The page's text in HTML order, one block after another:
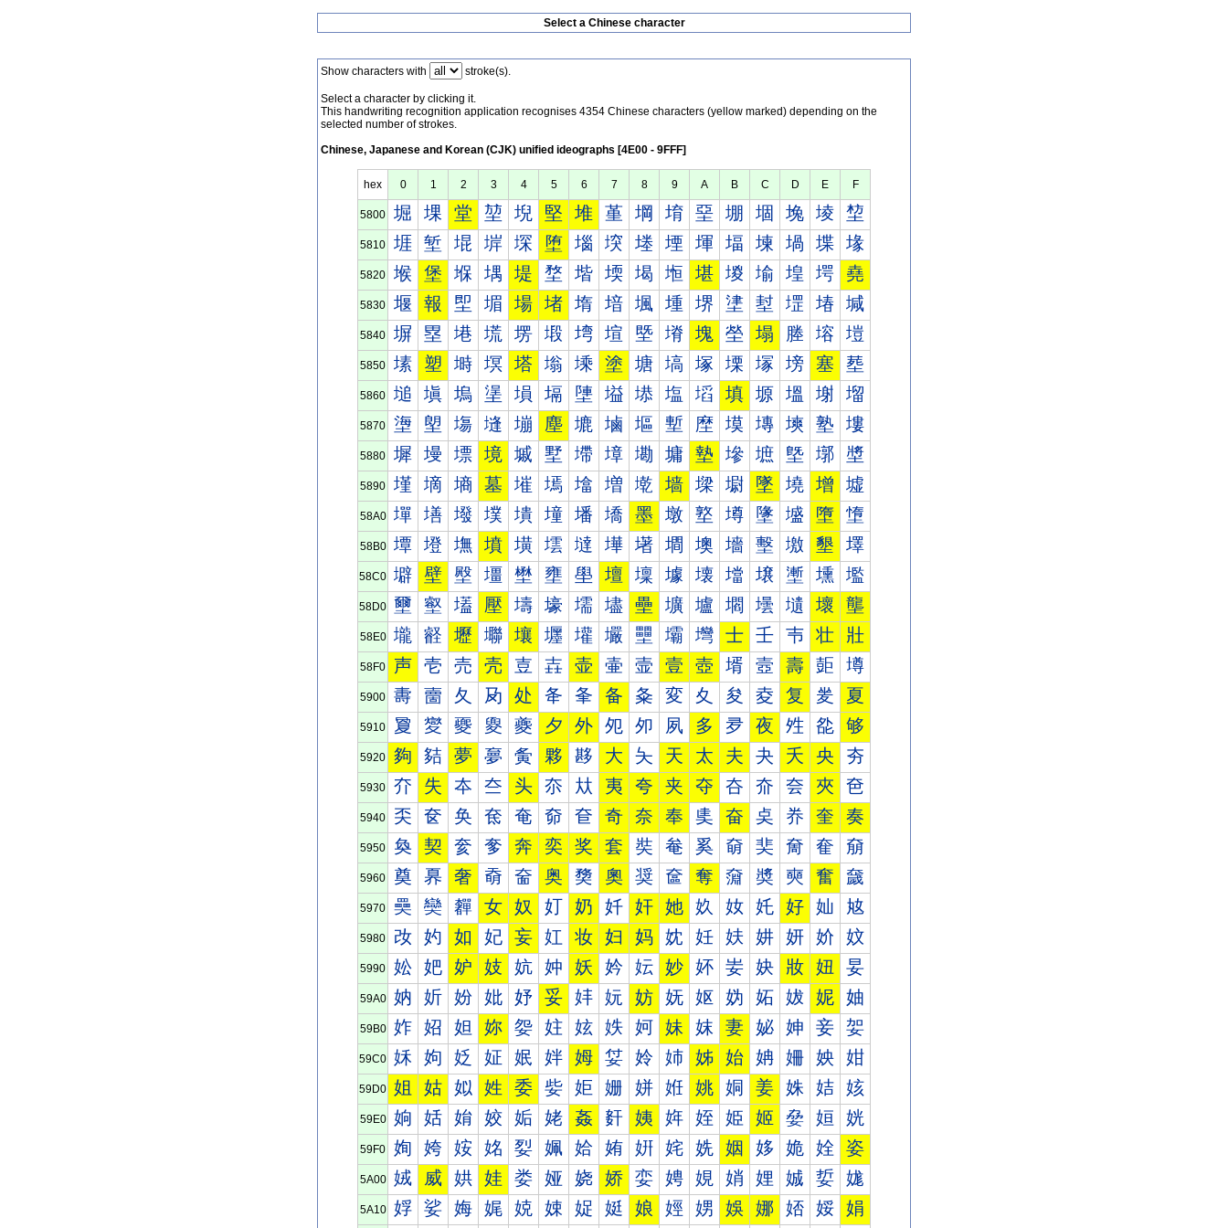
Select a Chinese character
Show characters with stroke(s).
Select a character by clicking it.
This handwriting recognition application recognises 4354 Chinese characters (yellow marked) depending on the
selected number of strokes.
Chinese, Japanese and Korean (CJK) unified ideographs [4E00 - 9FFF]
hex 0 1 2 3 4 5 6 7 8 9 A B C D E F
5800 堀 堁 堂 堃 堄 堅 堆 堇 堈 堉 堊 堋 堌 堍 堎 堏
5810 堐 堑 堒 堓 堔 堕 堖 堗 堘 堙 堚 堛 堜 堝 堞 堟
5820 堠 堡 堢 堣 堤 堥 堦 堧 堨 堩 堪 堫 堬 堭 堮 堯
5830 堰 報 堲 堳 場 堵 堶 堷 堸 堹 堺 堻 堼 堽 堾 堿
5840 塀 塁 塂 塃 塄 塅 塆 塇 塈 塉 塊 塋 塌 塍 塎 塏
5850 塐 塑 塒 塓 塔 塕 塖 塗 塘 塙 塚 塛 塜 塝 塞 塟
5860 塠 塡 塢 塣 塤 塥 塦 塧 塨 塩 塪 填 塬 塭 塮 塯
5870 塰 塱 塲 塳 塴 塵 塶 塷 塸 塹 塺 塻 塼 塽 塾 塿
5880 墀 墁 墂 境 墄 墅 墆 墇 墈 墉 墊 墋 墌 墍 墎 墏
5890 墐 墑 墒 墓 墔 墕 墖 増 墘 墙 墚 墛 墜 墝 增 墟
58A0 墠 墡 墢 墣 墤 墥 墦 墧 墨 墩 墪 墫 墬 墭 墮 墯
58B0 墰 墱 墲 墳 墴 墵 墶 墷 墸 墹 墺 墻 墼 墽 墾 墿
58C0 壀 壁 壂 壃 壄 壅 壆 壇 壈 壉 壊 壋 壌 壍 壎 壏
58D0 壐 壑 壒 壓 壔 壕 壖 壗 壘 壙 壚 壛 壜 壝 壞 壟
58E0 壠 壡 壢 壣 壤 壥 壦 壧 壨 壩 壪 士 壬 壭 壮 壯
58F0 声 壱 売 壳 壴 壵 壶 壷 壸 壹 壺 壻 壼 壽 壾 壿
5900 夀 夁 夂 夃 处 夅 夆 备 夈 変 夊 夋 夌 复 夎 夏
5910 夐 夑 夒 夓 夔 夕 外 夗 夘 夙 多 夛 夜 夝 夞 够
5920 夠 夡 夢 夣 夤 夥 夦 大 夨 天 太 夫 夬 夭 央 夯
5930 夰 失 夲 夳 头 夵 夶 夷 夸 夹 夺 夻 夼 夽 夾 夿
5940 奀 奁 奂 奃 奄 奅 奆 奇 奈 奉 奊 奋 奌 奍 奎 奏
5950 奐 契 奒 奓 奔 奕 奖 套 奘 奙 奚 奛 奜 奝 奞 奟
5960 奠 奡 奢 奣 奤 奥 奦 奧 奨 奩 奪 奫 奬 奭 奮 奯
5970 奰 奱 奲 女 奴 奵 奶 奷 奸 她 奺 奻 奼 好 奾 奿
5980 妀 妁 如 妃 妄 妅 妆 妇 妈 妉 妊 妋 妌 妍 妎 妏
5990 妐 妑 妒 妓 妔 妕 妖 妗 妘 妙 妚 妛 妜 妝 妞 妟
59A0 妠 妡 妢 妣 妤 妥 妦 妧 妨 妩 妪 妫 妬 妭 妮 妯
59B0 妰 妱 妲 妳 妴 妵 妶 妷 妸 妹 妺 妻 妼 妽 妾 妿
59C0 姀 姁 姂 姃 姄 姅 姆 姇 姈 姉 姊 始 姌 姍 姎 姏
59D0 姐 姑 姒 姓 委 姕 姖 姗 姘 姙 姚 姛 姜 姝 姞 姟
59E0 姠 姡 姢 姣 姤 姥 姦 姧 姨 姩 姪 姫 姬 姭 姮 姯
59F0 姰 姱 姲 姳 姴 姵 姶 姷 姸 姹 姺 姻 姼 姽 姾 姿
5A00 娀 威 娂 娃 娄 娅 娆 娇 娈 娉 娊 娋 娌 娍 娎 娏
5A10 娐 娑 娒 娓 娔 娕 娖 娗 娘 娙 娚 娛 娜 娝 娞 娟